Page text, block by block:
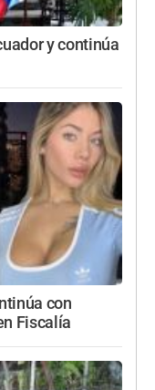
y continúa
con
Fiscalía